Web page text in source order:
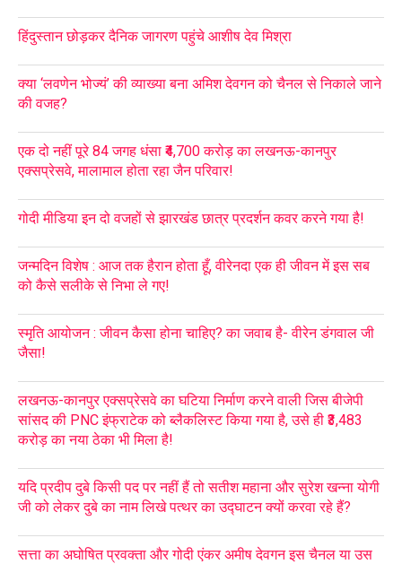
हिंदुस्तान छोड़कर दैनिक जागरण पहुंचे आशीष देव मिश्रा
क्या ‘लवणेन भोज्यं’ की व्याख्या बना अमिश देवगन को चैनल से निकाले जाने
की वजह?
एक दो नहीं पूरे 84 जगह धंसा ₹4,700 करोड़ का लखनऊ-कानपुर
एक्सप्रेसवे, मालामाल होता रहा जैन परिवार!
गोदी मीडिया इन दो वजहों से झारखंड छात्र प्रदर्शन कवर करने गया है!
जन्मदिन विशेष : आज तक हैरान होता हूँ, वीरेनदा एक ही जीवन में इस सब
को कैसे सलीके से निभा ले गए!
स्मृति आयोजन : जीवन कैसा होना चाहिए? का जवाब है- वीरेन डंगवाल जी
जैसा!
लखनऊ-कानपुर एक्सप्रेसवे का घटिया निर्माण करने वाली जिस बीजेपी
सांसद की PNC इंफ्राटेक को ब्लैकलिस्ट किया गया है, उसे ही ₹3,483
करोड़ का नया ठेका भी मिला है!
यदि प्रदीप दुबे किसी पद पर नहीं हैं तो सतीश महाना और सुरेश खन्ना योगी
जी को लेकर दुबे का नाम लिखे पत्थर का उद्घाटन क्यों करवा रहे हैं?
सत्ता का अघोषित प्रवक्ता और गोदी एंकर अमीष देवगन इस चैनल या उस